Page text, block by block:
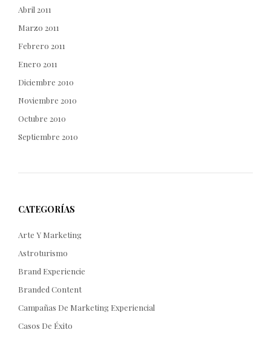
Abril 2011
Marzo 2011
Febrero 2011
Enero 2011
Diciembre 2010
Noviembre 2010
Octubre 2010
Septiembre 2010
CATEGORÍAS
Arte Y Marketing
Astroturismo
Brand Experiencie
Branded Content
Campañas De Marketing Experiencial
Casos De Éxito